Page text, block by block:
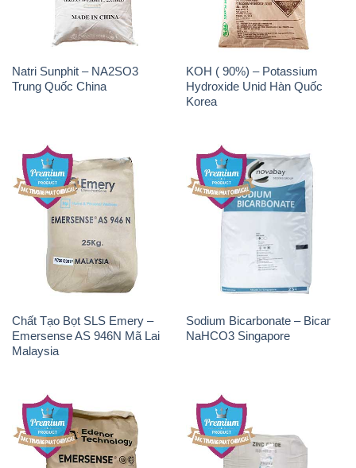
Chất Tạo Bọt SLS Emery –
Emersense AS 946N Mã Lai
Malaysia
Sodium Bicarbonate – Bicar
NaHCO3 Singapore